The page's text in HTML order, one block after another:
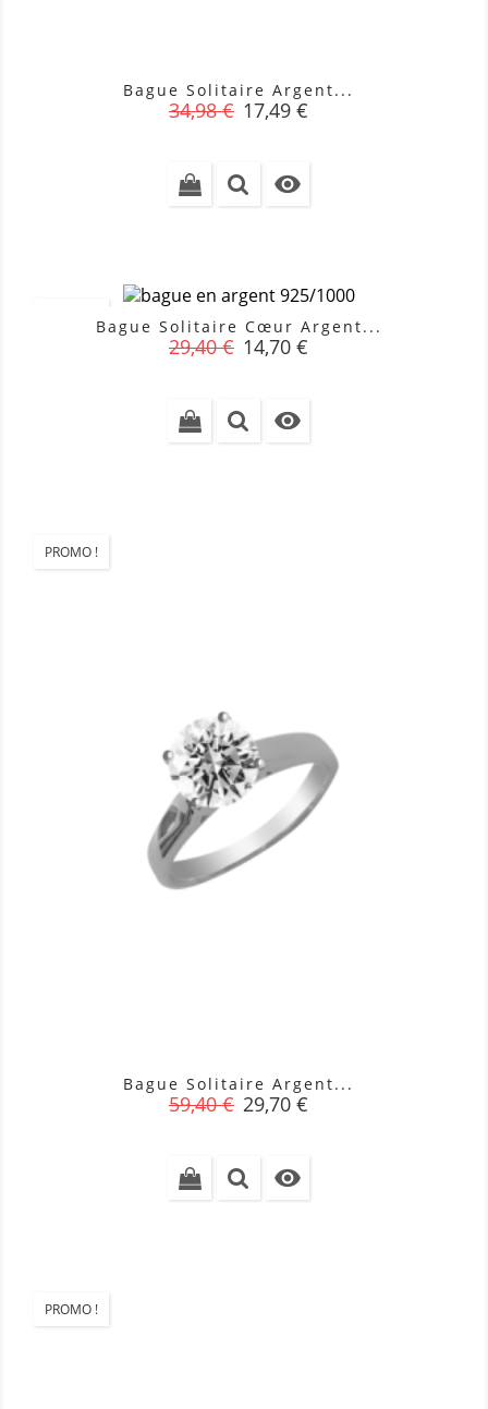
Bague Solitaire Argent...
Prix
34,98 € Prix
17,49 €

Bague Solitaire Cœur Argent...
Prix
29,40 € Prix
14,70 €

PROMO !
Bague Solitaire Argent...
Prix
59,40 € Prix
29,70 €

PROMO !